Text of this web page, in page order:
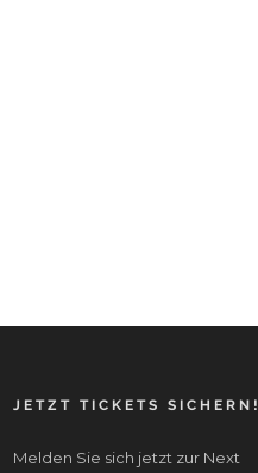
JETZT TICKETS SICHERN!
Melden Sie sich jetzt zur Next